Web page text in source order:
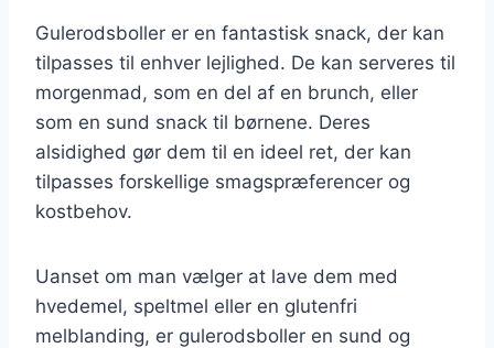
Gulerodsboller er en fantastisk snack, der kan
tilpasses til enhver lejlighed. De kan serveres til
morgenmad, som en del af en brunch, eller
som en sund snack til børnene. Deres
alsidighed gør dem til en ideel ret, der kan
tilpasses forskellige smagspræferencer og
kostbehov.
Uanset om man vælger at lave dem med
hvedemel, speltmel eller en glutenfri
melblanding, er gulerodsboller en sund og